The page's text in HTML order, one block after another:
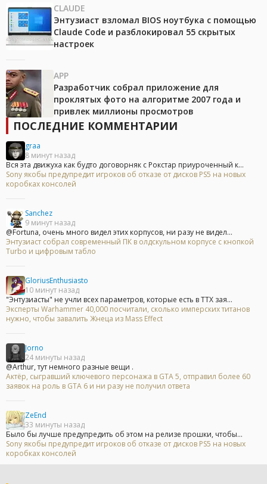
CLAUDE
Энтузиаст взломал BIOS ноутбука с помощью
Claude Code и разблокировал 55 скрытых
настроек
APP
Разработчик собрал приложение для
проклятых фото на алгоритме 2007 года и
привлек миллионы просмотров
ПОСЛЕДНИЕ КОММЕНТАРИИ
graa
8 минут назад
Вся эта движуха как будто договорняк с Рокстар приуроченный к...
Sony якобы предупредит игроков об отказе от дисков PS5 на новых
коробках консолей
Sanchez
9 минут назад
@Fortuna, очень много видел этих корпусов, ни разу не видел...
Энтузиаст собрал современный ПК в олдскульном корпусе с кнопкой
Turbo и цифровым табло
GloriusEnthusiasto
10 минут назад
"Энтузиасты" не учли всех параметров, которые есть в ТТХ зая...
Эксперты Warhammer 40,000 посчитали, сколько имперских титанов
нужно, чтобы завалить Жнеца из Mass Effect
Jorno
24 минуты назад
@Arthur, тут немного разные вещи .
Актёр, сыгравший ключевого персонажа в GTA 5, отправил более 60
заявок на роль в GTA 6 и ни разу не получил ответа
ZeEnd
33 минуты назад
Было бы лучше предупредить об этом на релизе прошки, чтобы...
Sony якобы предупредит игроков об отказе от дисков PS5 на новых
коробках консолей